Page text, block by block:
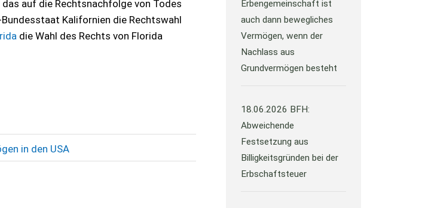
auf die Rechtsnachfolge von Todes
Kalifornien die Rechtswahl
die Wahl des Rechts von Florida
in den USA
Erbengemeinschaft ist
auch dann bewegliches
Vermögen, wenn der
Nachlass aus
Grundvermögen besteht
18.06.2026 BFH:
Abweichende
Festsetzung aus
Billigkeitsgründen bei der
Erbschaftsteuer